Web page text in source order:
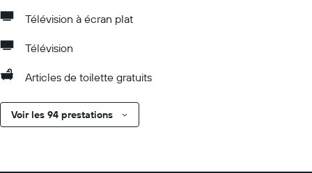
Télévision à écran plat
Télévision
Articles de toilette gratuits
Voir les 94 prestations